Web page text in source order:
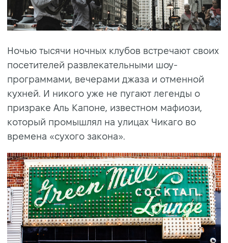
Ночью тысячи ночных клубов встречают своих
посетителей развлекательными шоу-
программами, вечерами джаза и отменной
кухней. И никого уже не пугают легенды о
призраке Аль Капоне, известном мафиози,
который промышлял на улицах Чикаго во
времена «сухого закона».